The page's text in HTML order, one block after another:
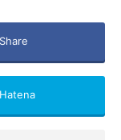
Share
Hatena